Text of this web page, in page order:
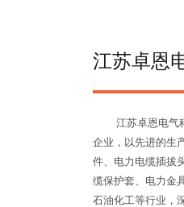
江苏卓恩
江苏卓恩电气科
企业，以先进的生
件、电力电缆插拔
缆保护套、电力金
石油化工等行业，